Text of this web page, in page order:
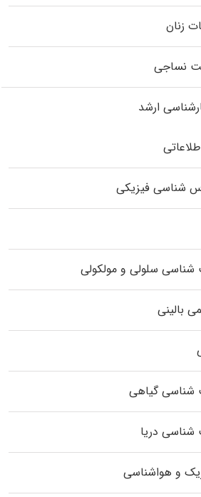
زنان
نساجی
ارشد
شناسی فیزیکی
سلولی و مولکولی
بالینی
شناسی گیاهی
دریا
و هواشناسی